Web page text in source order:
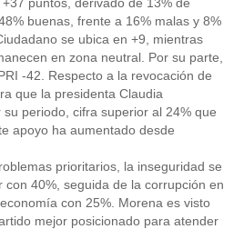
buenas, frente a 16% malas y 8%
se ubica en +9, mientras
en zona neutral. Por su parte,
-42. Respecto a la revocación de
que la presidenta Claudia
periodo, cifra superior al 24% que
apoyo ha aumentado desde
prioritarios, la inseguridad se
con 40%, seguida de la corrupción en
con 25%. Morena es visto
mejor posicionado para atender